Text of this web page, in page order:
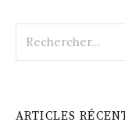
ARTICLES